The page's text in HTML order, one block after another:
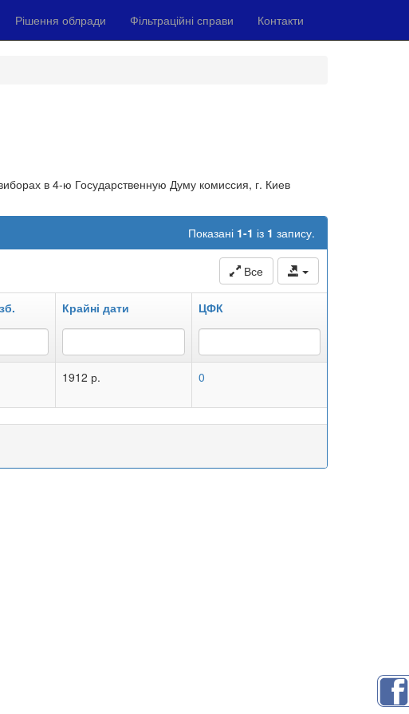
Рішення облради Фільтраційні справи Контакти
в 4-ю Государственную Думу комиссия, г. Киев
Показані 1-1 із 1 запису.
Все
Крайні дати ЦФК
1912 р. 0